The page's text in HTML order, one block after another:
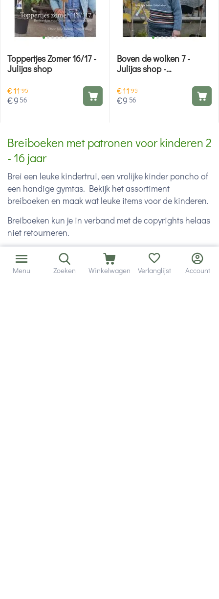
Breiboeken met patronen voor kinderen 2
- 16 jaar
Brei een leuke kindertrui, een vrolijke kinder poncho of
een handige gymtas. Bekijk het assortiment
breiboeken en maak wat leuke items voor de kinderen.
Breiboeken kun je in verband met de copyrights helaas
niet retourneren.
Toppertjes Zomer 16/17 -
Julijas shop
€1195
€9 56
Boven de wolken 7 -
Julijas shop -
€1195
€9 56
Menu Zoeken Winkelwagen Verlanglijst Account